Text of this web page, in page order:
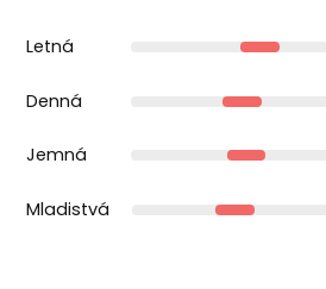
Letná
Denná
Jemná
Mladistvá